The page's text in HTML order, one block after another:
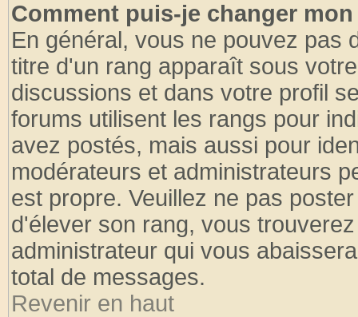
Comment puis-je changer
En général, vous ne pouvez pas
titre d'un rang apparaît sous
discussions et dans votre profil
forums utilisent les rangs pour
avez postés, mais aussi pour
modérateurs et administrateurs
est propre. Veuillez ne pas
d'élever son rang, vous
administrateur qui vous
total de messages.
Revenir en haut